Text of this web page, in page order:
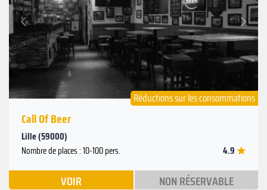
Précédent
Suivant
Réductions sur les consommations
Call Of Beer
Lille (59000)
Nombre de places : 10-100 pers. 4.9
VOIR NON RÉSERVABLE